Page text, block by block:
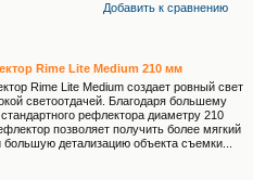
Добавить к cравнению
Rime Lite Medium 210 мм
Rime Lite Medium создает ровный свет
светоотдачей. Благодаря большему
рефлектора диаметру 210
позволяет получить более мягкий
большую детализацию объекта съемки...